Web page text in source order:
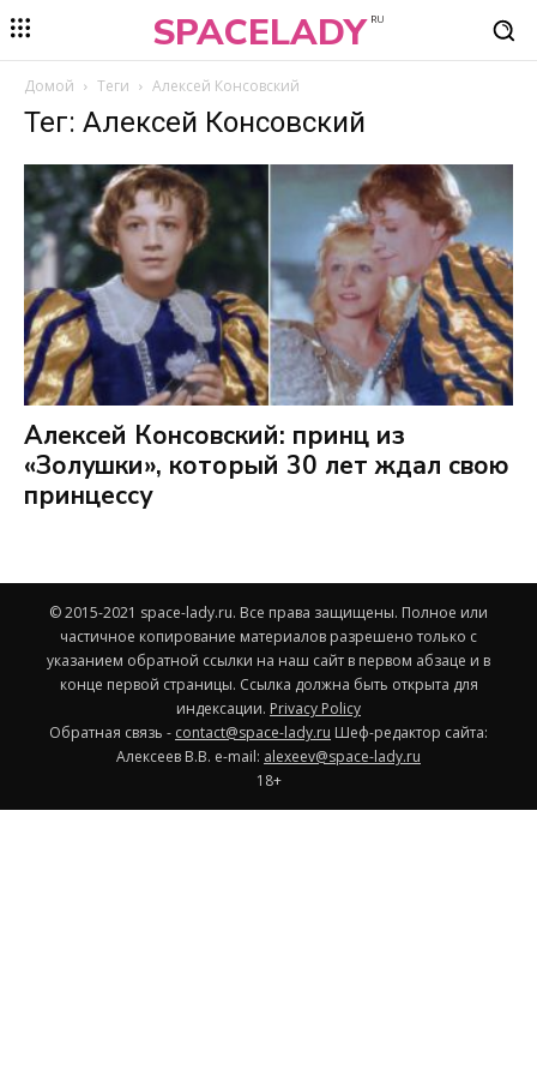
SPACELADY RU
Домой Теги Алексей Консовский
Тег: Алексей Консовский
Алексей Консовский: принц из
«Золушки», который 30 лет ждал свою
принцессу
© 2015-2021 space-lady.ru. Все права защищены. Полное или
частичное копирование материалов разрешено только с
указанием обратной ссылки на наш сайт в первом абзаце и в
конце первой страницы. Ссылка должна быть открыта для
индексации. Privacy Policy
Обратная связь - contact@space-lady.ru Шеф-редактор сайта:
Алексеев В.В. e-mail: alexeev@space-lady.ru
18+